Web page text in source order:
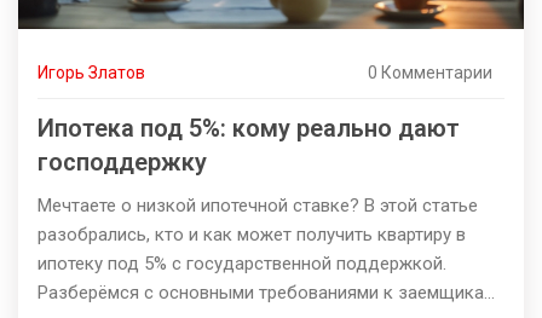
Игорь Златов 0 Комментарии
Ипотека под 5%: кому реально дают
господдержку
Мечтаете о низкой ипотечной ставке? В этой статье
разобрались, кто и как может получить квартиру в
ипотеку под 5% с государственной поддержкой.
Разберёмся с основными требованиями к заемщикам,